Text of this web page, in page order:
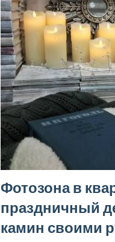
Фотозона в
праздничный
камин своими